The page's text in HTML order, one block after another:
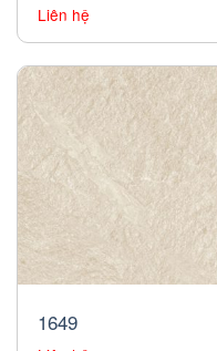
Liên hệ
1649